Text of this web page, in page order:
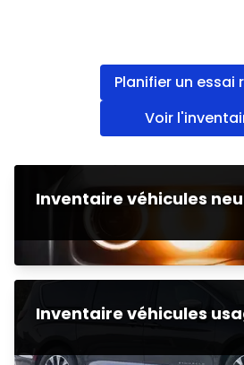
Planifier un essai
Voir
Inventaire véhicules
Inventaire véhicules